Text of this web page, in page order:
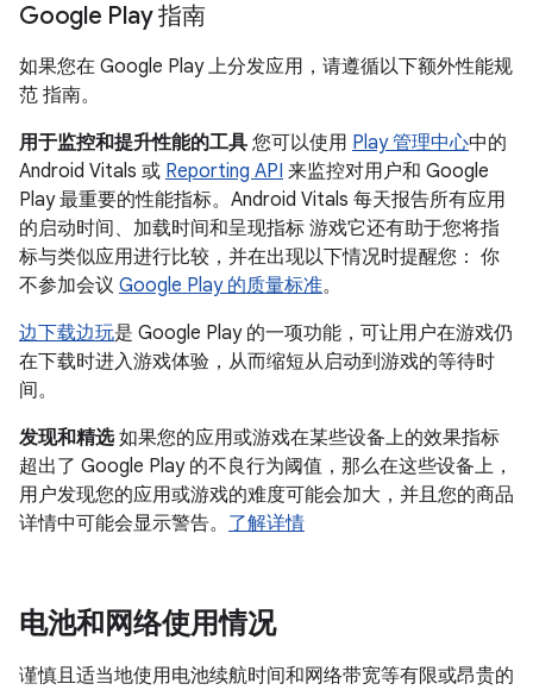
Google Play 指南
如果您在 Google Play 上分发应用，请遵循以下额外性能规
范 指南。
用于监控和提升性能的工具 您可以使用 Play 管理中心中的
Android Vitals 或 Reporting API 来监控对用户和 Google
Play 最重要的性能指标。Android Vitals 每天报告所有应用
的启动时间、加载时间和呈现指标 游戏它还有助于您将指
标与类似应用进行比较，并在出现以下情况时提醒您： 你
不参加会议 Google Play 的质量标准。
边下载边玩是 Google Play 的一项功能，可让用户在游戏仍
在下载时进入游戏体验，从而缩短从启动到游戏的等待时
间。
发现和精选如果您的应用或游戏在某些设备上的效果指标
超出了 Google Play 的不良行为阈值，那么在这些设备上，
用户发现您的应用或游戏的难度可能会加大，并且您的商品
详情中可能会显示警告。 了解详情
电池和网络使用情况
谨慎且适当地使用电池续航时间和网络带宽等有限或昂贵的